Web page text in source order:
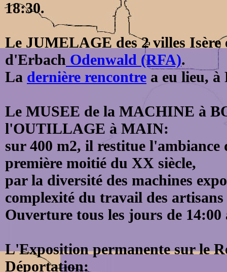
18:30.
Le JUMELAGE des 2 villes Isère
d'Erbach Odenwald (RFA).
La dernière rencontre a eu lieu, à
Le MUSEE de la MACHINE à
l'OUTILLAGE à MAIN:
sur 400 m2, il restitue l'ambiance
première moitié du XX siècle,
par la diversité des machines
complexité du travail des
Ouverture tous les jours de 14:00
L'Exposition permanente sur le
Déportation: